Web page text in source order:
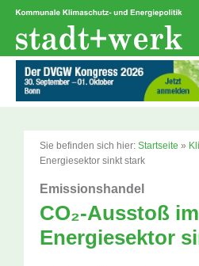
Zum
springen
Sie befinden sich hier: Startseite »
Energiesektor sinkt stark
Emissionshandel
CO₂-Ausstoß im
Energiesektor